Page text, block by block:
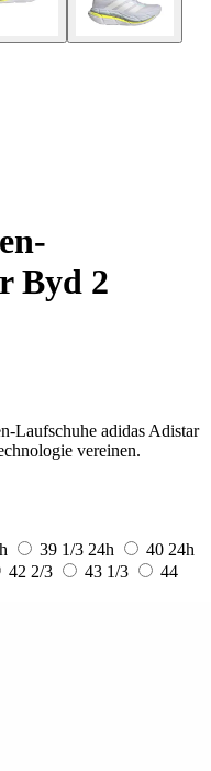
Byd 2
Laufschuhe adidas Adistar
vereinen.
39 1/3 24h 40 24h
42 2/3 43 1/3
44